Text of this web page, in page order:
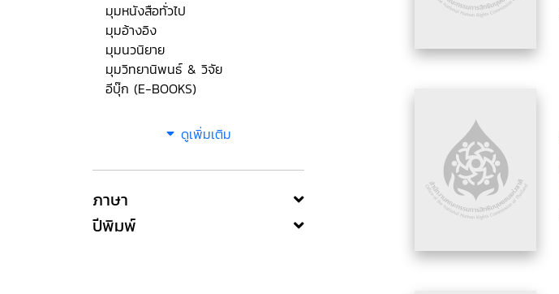
มุมหนังสือทั่วไป
มุมอ้างอิง
มุมนวนิยาย
มุมวิทยานิพนธ์ & วิจัย
อีบุ๊ก (E-BOOKS)
ดูเพิ่มเติม
ภาษา
ปีพิมพ์